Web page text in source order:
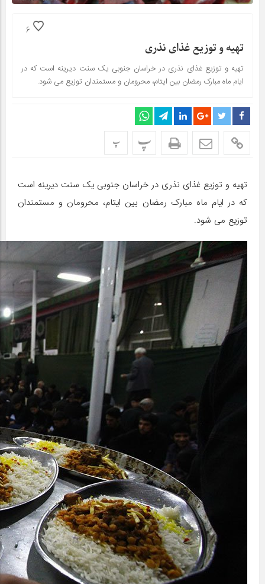
6
تهیه و توزیع غذای نذری
تهیه و توزیع غذای نذری در خراسان جنوبی یک سنت دیرینه است که در
ایام ماه مبارک رمضان بین ایتام، محرومان و مستمندان توزیع می شود.
پ پ
تهیه و توزیع غذای نذری در خراسان جنوبی یک سنت دیرینه است
که در ایام ماه مبارک رمضان بین ایتام، محرومان و مستمندان
توزیع می شود.